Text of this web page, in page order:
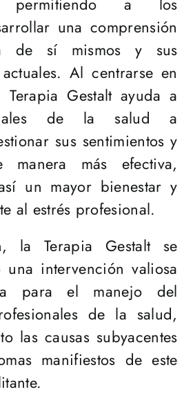
una comprensión
de sí mismos y sus
Al centrarse en
Gestalt ayuda a
de la salud a
sus sentimientos y
manera más efectiva,
un mayor bienestar y
al estrés profesional.
la Terapia Gestalt se
una intervención valiosa
para el manejo del
de la salud,
las causas subyacentes
manifiestos de este